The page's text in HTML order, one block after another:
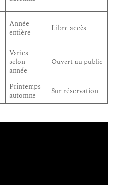
Année
entière
Libre accès
Varies
selon
année
Ouvert au public
Printemps-
automne
Sur réservation